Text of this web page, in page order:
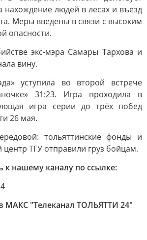
нахождение людей в лесах и въезд
Меры введены в связи с высоким
опасности.
экс-мэра Самары Тархова и
вину.
уступила во второй встрече
31:23. Игра проходила в
игра серии до трёх побед
26 мая.
тольяттинские фонды и
ТГУ отправили груз бойцам.
к нашему каналу по ссылке:
МАКС "Телеканал ТОЛЬЯТТИ 24"